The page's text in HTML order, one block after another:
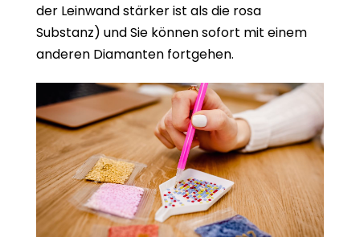
der Leinwand stärker ist als die rosa
Substanz) und Sie können sofort mit einem
anderen Diamanten fortgehen.